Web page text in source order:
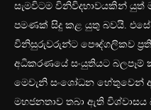
සැමවිටම විනිවිදභාවයකින් යුත්
පමණක් සිදු කළ යුතු බවයි.
විනිසුරුවරුන්ට පෞද්ගලිකව
අධිකරණයේ සංයුතියට බලපෑම්
මෙවැනි සංශෝධන හේතුවෙන්
මහජනතාව තබා ඇති විශ්වාසය